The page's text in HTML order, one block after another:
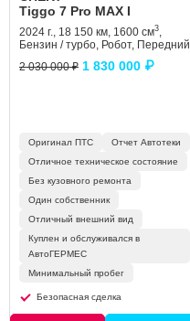
Tiggo 7 Pro MAX I
2024 г., 18 150 км, 1600 см3,
Бензин / турбо, Робот, Передний
2 030 000 ₽ 1 830 000 ₽
Оригинал ПТС
Отчет Автотеки
Отличное техническое состояние
Без кузовного ремонта
Один собственник
Отличный внешний вид
Куплен и обслуживался в
АвтоГЕРМЕС
Минимальный пробег
Безопасная сделка